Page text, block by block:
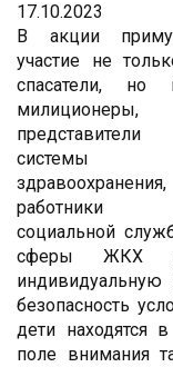
17.10.2023
В акции
участие не
спасатели, но
милиционеры,
представители
системы
здравоохранения,
работники
социальной
сферы ЖКХ и
индивидуальную
безопасность
дети находятся
поле внимания